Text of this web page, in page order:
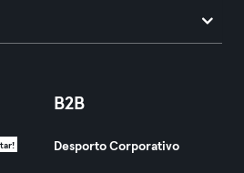
B2B
Desporto Corporativo